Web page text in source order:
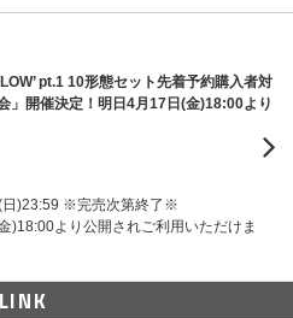
pt.1 10形態セット先着予約購入者対
」開催決定！明日4月17日(金)18:00より
日)23:59 ※完売次第終了※
より公開されご利用いただけま
LINK